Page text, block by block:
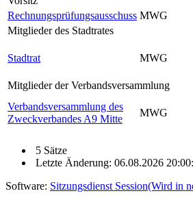
Rechnungsprüfungsausschuss MWG
Mitglieder des Stadtrates
Stadtrat MWG
Mitglieder der Verbandsversammlung
Verbandsversammlung des
Zweckverbandes A9 Mitte
MWG
5 Sätze
Letzte Änderung: 06.08.2026
Software: Sitzungsdienst Session(Wird in